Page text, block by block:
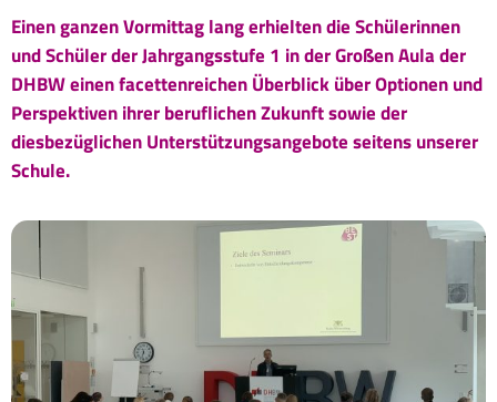
Einen ganzen Vormittag lang erhielten die Schülerinnen
und Schüler der Jahrgangsstufe 1 in der Großen Aula der
DHBW einen facettenreichen Überblick über Optionen und
Perspektiven ihrer beruflichen Zukunft sowie der
diesbezüglichen Unterstützungsangebote seitens unserer
Schule.